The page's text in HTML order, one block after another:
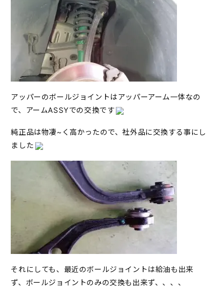
アッパーのボールジョイントはアッパーアーム一体なの
で、アームASSYでの交換です
純正品は物凄~く高かったので、社外品に交換する事にし
ました
それにしても、最近のボールジョイントは給油も出来
ず、ボールジョイントのみの交換も出来ず、、、、